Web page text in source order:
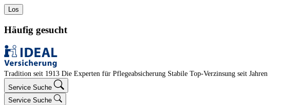
Los
Häufig gesucht
Tradition seit 1913 Die Experten für Pflegeabsicherung Stabile Top-Verzinsung seit Jahren
Service Suche
Service Suche